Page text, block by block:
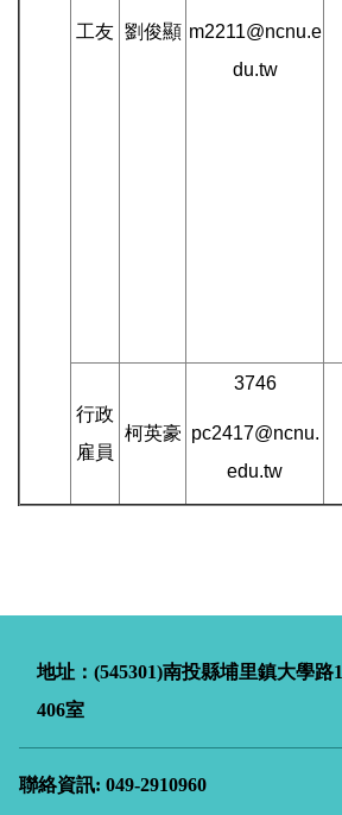
工友 劉俊顯 m2211@ncnu.e
du.tw
行政
雇員
柯英豪
3746
pc2417@ncnu.
edu.tw
地址：(545301)南投縣埔里鎮大學路1
406室
聯絡資訊: 049-2910960